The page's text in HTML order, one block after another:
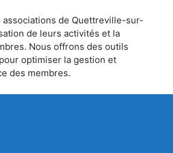
associations de Quettreville-sur-
de leurs activités et la
Nous offrons des outils
optimiser la gestion et
des membres.